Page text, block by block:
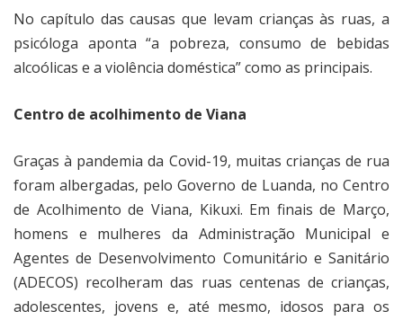
No capítulo das causas que levam crianças às ruas, a
psicóloga aponta “a pobreza, consumo de bebidas
alcoólicas e a violência doméstica” como as principais.
Centro de acolhimento de Viana
Graças à pandemia da Covid-19, muitas crianças de rua
foram albergadas, pelo Governo de Luanda, no Centro
de Acolhimento de Viana, Kikuxi. Em finais de Março,
homens e mulheres da Administração Municipal e
Agentes de Desenvolvimento Comunitário e Sanitário
(ADECOS) recolheram das ruas centenas de crianças,
adolescentes, jovens e, até mesmo, idosos para os